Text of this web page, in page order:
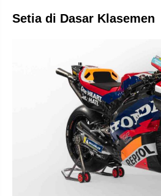
Setia di Dasar Klasemen